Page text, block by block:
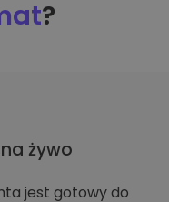
?
żywo
jest gotowy do